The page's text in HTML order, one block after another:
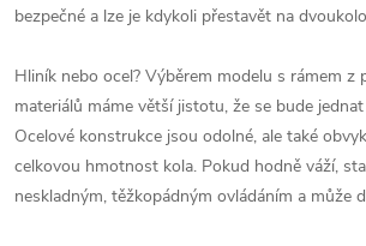
bezpečné a lze je kdykoli přestavět na
Hliník nebo ocel? Výběrem modelu s rámem z
materiálů máme větší jistotu, že se bude
Ocelové konstrukce jsou odolné, ale také
celkovou hmotnost kola. Pokud hodně váží,
neskladným, těžkopádným ovládáním a může